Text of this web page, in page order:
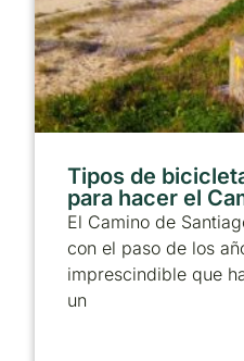
Tipos de
para hacer el
El Camino de
con el paso de los
imprescindible que
un